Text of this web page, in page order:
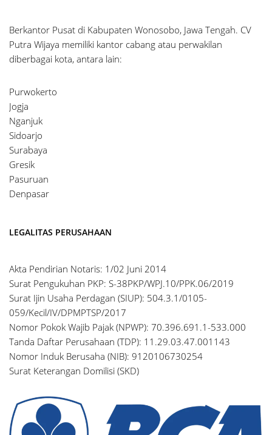
Berkantor Pusat di Kabupaten Wonosobo, Jawa Tengah. CV
Putra Wijaya memiliki kantor cabang atau perwakilan
diberbagai kota, antara lain:
Purwokerto
Jogja
Nganjuk
Sidoarjo
Surabaya
Gresik
Pasuruan
Denpasar
LEGALITAS PERUSAHAAN
Akta Pendirian Notaris: 1/02 Juni 2014
Surat Pengukuhan PKP: S-38PKP/WPJ.10/PPK.06/2019
Surat Ijin Usaha Perdagan (SIUP): 504.3.1/0105-
059/Kecil/IV/DPMPTSP/2017
Nomor Pokok Wajib Pajak (NPWP): 70.396.691.1-533.000
Tanda Daftar Perusahaan (TDP): 11.29.03.47.001143
Nomor Induk Berusaha (NIB): 9120106730254
Surat Keterangan Domilisi (SKD)